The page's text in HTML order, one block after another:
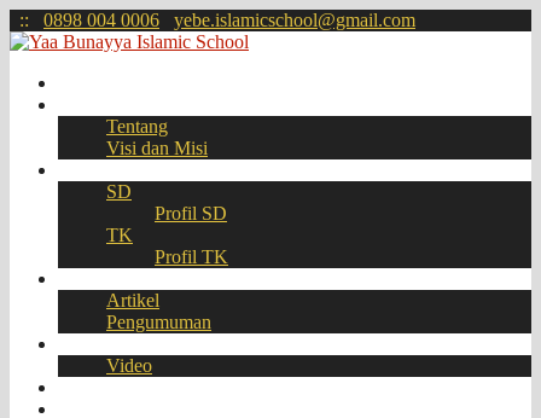
:: 0898 004 0006 yebe.islamicschool@gmail.com
Tentang
Visi dan Misi
SD
Profil SD
TK
Profil TK
Artikel
Pengumuman
Video